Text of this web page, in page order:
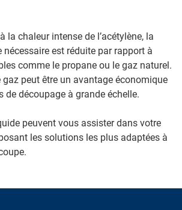
la chaleur intense de l’acétylène, la
nécessaire est réduite par rapport à
comme le propane ou le gaz naturel.
gaz peut être un avantage économique
de découpage à grande échelle.
peuvent vous assister dans votre
les solutions les plus adaptées à